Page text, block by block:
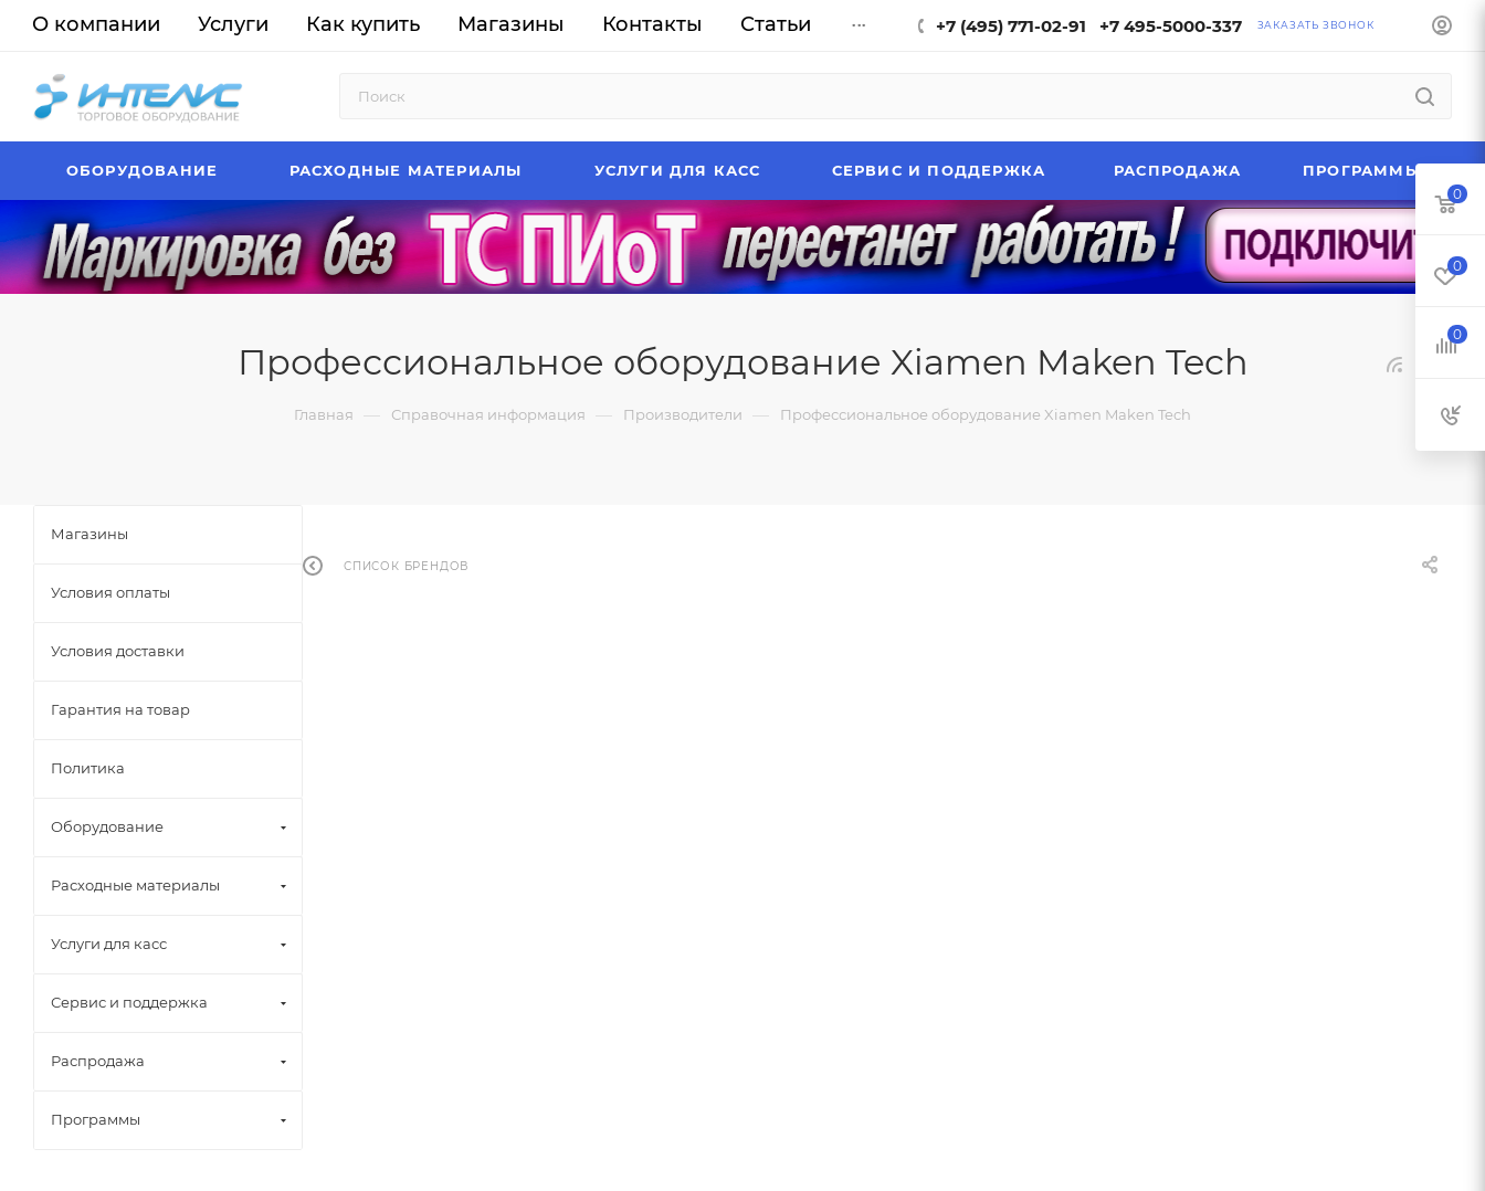
О компании Услуги Как купить Магазины Контакты Статьи ... +7 (495) 771-02-91 +7 495-5000-337 ЗАКАЗАТЬ ЗВОНОК
ОБОРУДОВАНИЕ РАСХОДНЫЕ МАТЕРИАЛЫ УСЛУГИ ДЛЯ КАСС СЕРВИС И ПОДДЕРЖКА РАСПРОДАЖА ПРОГРАММЫ
Профессиональное оборудование Xiamen Maken Tech
Главная — Справочная информация — Производители — Профессиональное оборудование Xiamen Maken Tech
СПИСОК БРЕНДОВ
Магазины
Условия оплаты
Условия доставки
Гарантия на товар
Политика
Оборудование
Расходные материалы
Услуги для касс
Сервис и поддержка
Распродажа
Программы
0
0
0